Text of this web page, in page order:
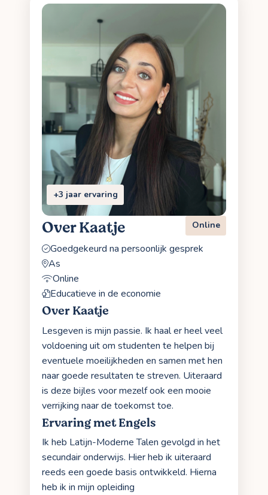
+3 jaar ervaring
Over Kaatje Online
Goedgekeurd na persoonlijk gesprek
As
Online
Educatieve in de economie
Over Kaatje
Lesgeven is mijn passie. Ik haal er heel veel
voldoening uit om studenten te helpen bij
eventuele moeilijkheden en samen met hen
naar goede resultaten te streven. Uiteraard
is deze bijles voor mezelf ook een mooie
verrijking naar de toekomst toe.
Ervaring met Engels
Ik heb Latijn-Moderne Talen gevolgd in het
secundair onderwijs. Hier heb ik uiteraard
reeds een goede basis ontwikkeld. Hierna
heb ik in mijn opleiding